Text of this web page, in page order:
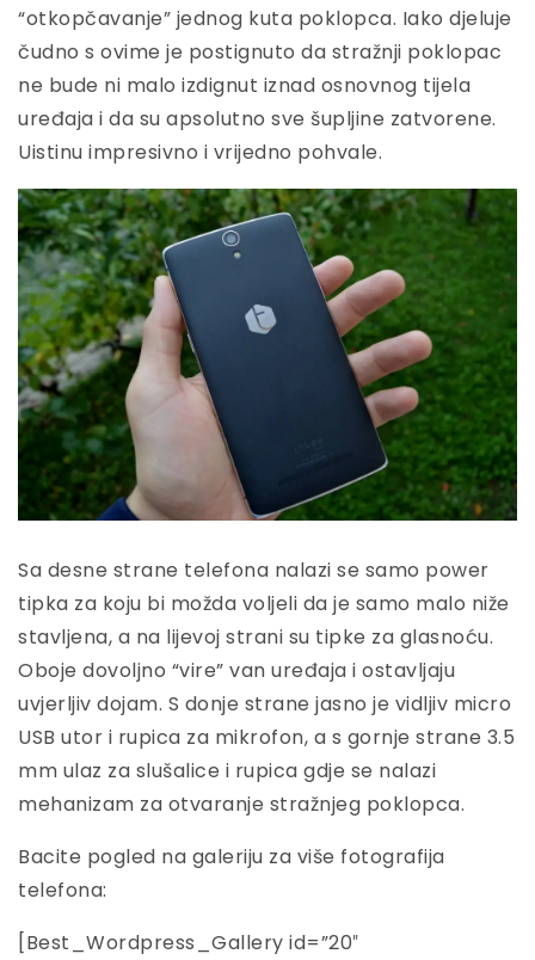
“otkopčavanje” jednog kuta poklopca. Iako djeluje
čudno s ovime je postignuto da stražnji poklopac
ne bude ni malo izdignut iznad osnovnog tijela
uređaja i da su apsolutno sve šupljine zatvorene.
Uistinu impresivno i vrijedno pohvale.
Sa desne strane telefona nalazi se samo power
tipka za koju bi možda voljeli da je samo malo niže
stavljena, a na lijevoj strani su tipke za glasnoću.
Oboje dovoljno “vire” van uređaja i ostavljaju
uvjerljiv dojam. S donje strane jasno je vidljiv micro
USB utor i rupica za mikrofon, a s gornje strane 3.5
mm ulaz za slušalice i rupica gdje se nalazi
mehanizam za otvaranje stražnjeg poklopca.
Bacite pogled na galeriju za više fotografija
telefona:
[Best_Wordpress_Gallery id=”20″